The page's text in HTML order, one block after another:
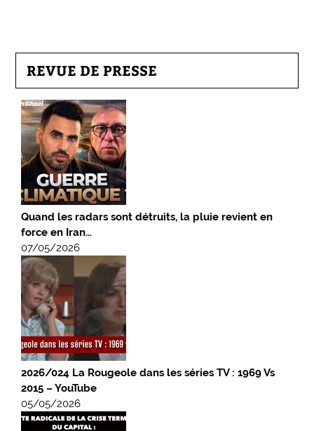
REVUE DE PRESSE
Quand les radars sont détruits, la pluie revient en
force en Iran…
07/05/2026
2026/024 La Rougeole dans les séries TV : 1969 Vs
2015 – YouTube
05/05/2026